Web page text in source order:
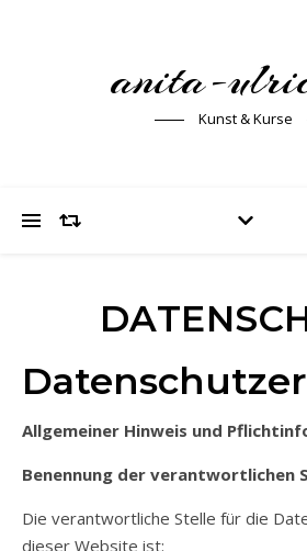
anita-
Kunst & Kurse
Allgemeiner Hinweis und
Benennung der verantwortlichen
Die verantwortliche Stelle für die
dieser Website ist: